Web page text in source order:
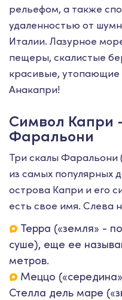
рельефом, а также
удаленностью от
Италии. Лазурное
пещеры, скалистые
красивые, утопающие
Анакапри!
Символ Капри
Фаральони
Три скалы Фаральони
из самых популярных
острова Капри и его
есть свое имя. Слева
Терра («земля» -
суше), еще ее
метров.
Меццо
Стелла дель маре